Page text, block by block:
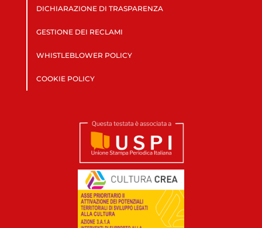
DICHIARAZIONE DI TRASPARENZA
GESTIONE DEI RECLAMI
WHISTLEBLOWER POLICY
COOKIE POLICY